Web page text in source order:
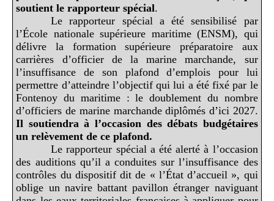
soutient le rapporteur spécial.
Le rapporteur spécial a été sensibilisé par
l’École nationale supérieure maritime (ENSM), qui
délivre la formation supérieure préparatoire aux
carrières d’officier de la marine marchande, sur
l’insuffisance de son plafond d’emplois pour lui
permettre d’atteindre l’objectif qui lui a été fixé par le
Fontenoy du maritime : le doublement du nombre
d’officiers de marine marchande diplômés d’ici 2027.
Il soutiendra à l’occasion des débats budgétaires
un relèvement de ce plafond.
Le rapporteur spécial a été alerté à l’occasion
des auditions qu’il a conduites sur l’insuffisance des
contrôles du dispositif dit de « l’État d’accueil », qui
oblige un navire battant pavillon étranger naviguant